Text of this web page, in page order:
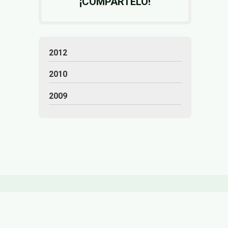
2012
2010
2009